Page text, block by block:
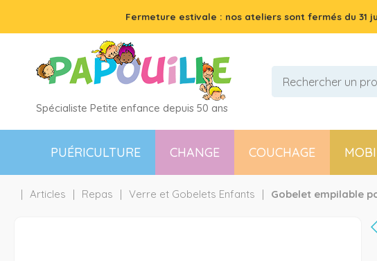
Fermeture estivale : nos ateliers sont fermés du 31
Spécialiste Petite enfance depuis 50 ans
PUÉRICULTURE CHANGE COUCHAGE
Articles Repas Verre et Gobelets Enfants Gobelet empilable